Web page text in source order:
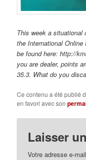
This week a situational
the International
be found here: http://
you are dealer, points
35.3. What do you
Ce contenu a été publié
en favori avec son
Laisser
Votre adresse e-